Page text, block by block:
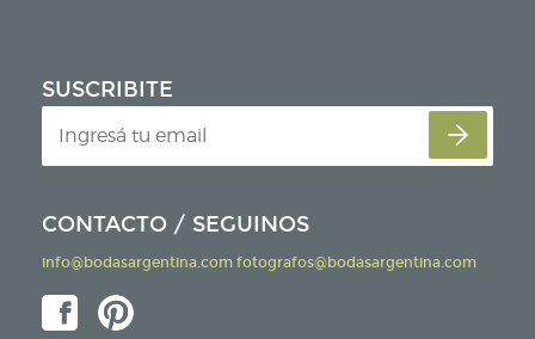
SUSCRIBITE
CONTACTO / SEGUINOS
info@bodasargentina.com fotografos@bodasargentina.com